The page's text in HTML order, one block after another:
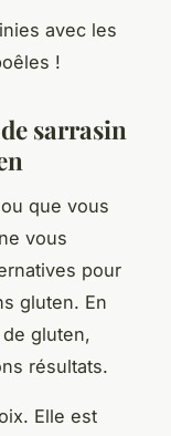
avec les
!
sarrasin
que vous
vous
pour
gluten. En
gluten,
résultats.
Elle est